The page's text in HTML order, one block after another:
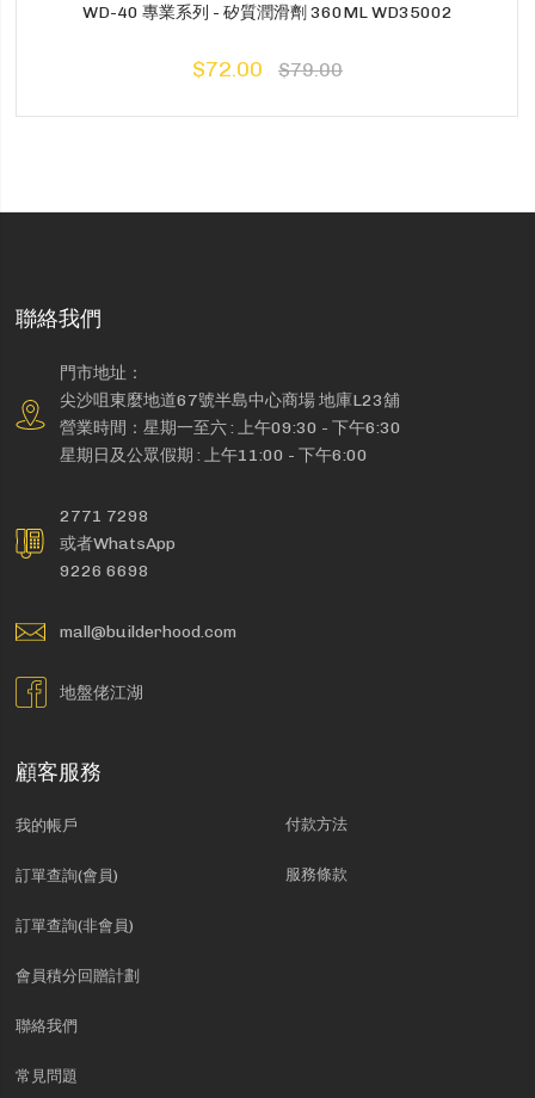
WD-40 專業系列 - 矽質潤滑劑 360ML WD35002
$72.00 $79.00
聯絡我們
門市地址：
尖沙咀東麼地道67號半島中心商場 地庫L23舖
營業時間：星期一至六 : 上午09:30 - 下午6:30
星期日及公眾假期 : 上午11:00 - 下午6:00
2771 7298
或者WhatsApp
9226 6698
mall@builderhood.com
地盤佬江湖
顧客服務
我的帳戶
訂單查詢(會員)
訂單查詢(非會員)
會員積分回贈計劃
聯絡我們
常見問題
付款方法
服務條款